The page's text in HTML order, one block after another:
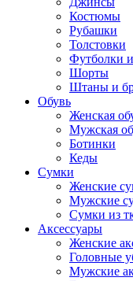
Костюмы
Рубашки
Толстовки
Футболки
Шорты
Штаны и
Обувь
Женская
Мужская
Ботинки
Кеды
Сумки
Женские
Мужские
Сумки из
Аксессуары
Женские
Головные
Мужские